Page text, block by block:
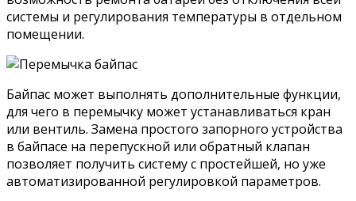
системы и регулирования температуры в отдельном
помещении.
Байпас может выполнять дополнительные функции,
для чего в перемычку может устанавливаться кран
или вентиль. Замена простого запорного устройства
в байпасе на перепускной или обратный клапан
позволяет получить систему с простейшей, но уже
автоматизированной регулировкой параметров.